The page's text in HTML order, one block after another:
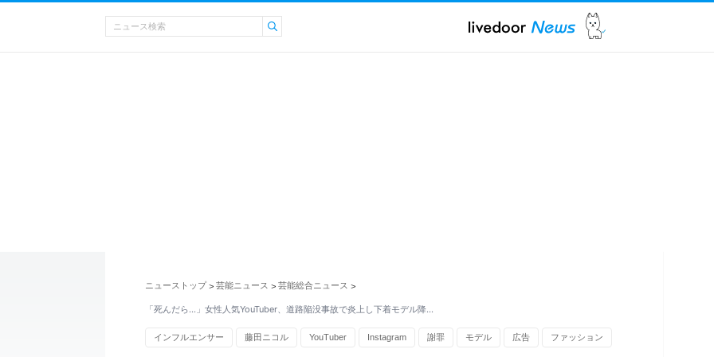
ニューストップ > 芸能ニュース > 芸能総合ニュース >
「死んだら…」女性人気YouTuber、道路陥没事故で炎上し下着モデル降…
インフルエンサー 藤田ニコル YouTuber Instagram 謝罪 モデル 広告 ファッション